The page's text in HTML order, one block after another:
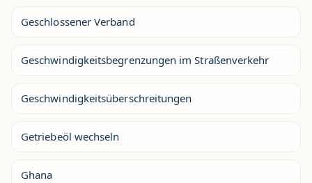
Geschlossener Verband
Geschwindigkeitsbegrenzungen im Straßenverkehr
Geschwindigkeitsüberschreitungen
Getriebeöl wechseln
Ghana